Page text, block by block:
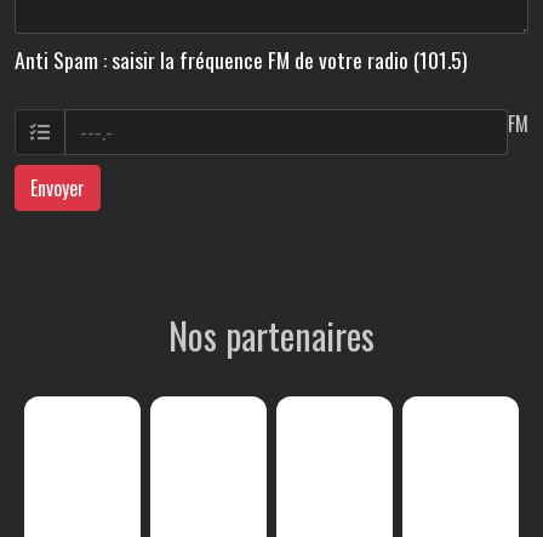
Anti Spam : saisir la fréquence FM de votre radio (101.5)
FM
Envoyer
Nos partenaires